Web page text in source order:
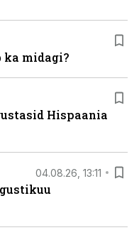
ka midagi?
Hispaania
04.08.26, 13:11